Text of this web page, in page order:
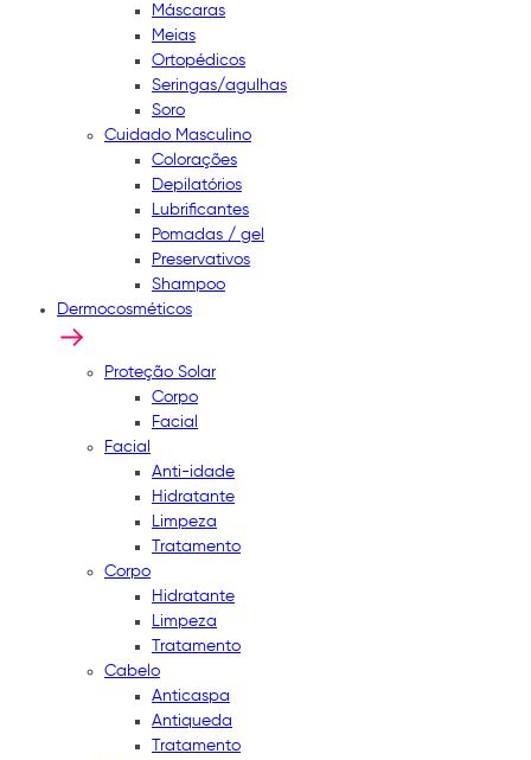
Máscaras
Meias
Ortopédicos
Seringas/agulhas
Soro
Cuidado Masculino
Colorações
Depilatórios
Lubrificantes
Pomadas / gel
Preservativos
Shampoo
Dermocosméticos
Proteção Solar
Corpo
Facial
Facial
Anti-idade
Hidratante
Limpeza
Tratamento
Corpo
Hidratante
Limpeza
Tratamento
Cabelo
Anticaspa
Antiqueda
Tratamento